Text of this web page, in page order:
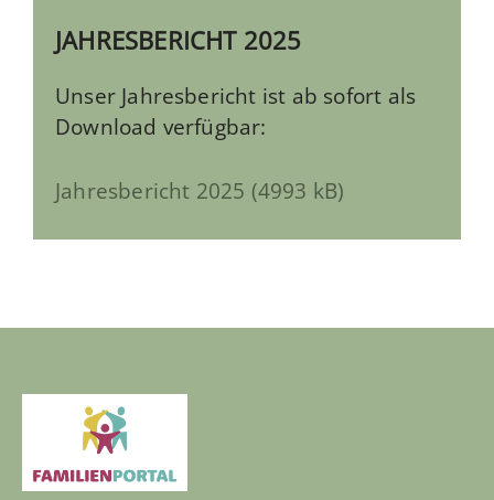
JAHRESBERICHT 2025
Unser Jahresbericht ist ab sofort als
Download verfügbar:
Jahresbericht 2025 (4993 kB)